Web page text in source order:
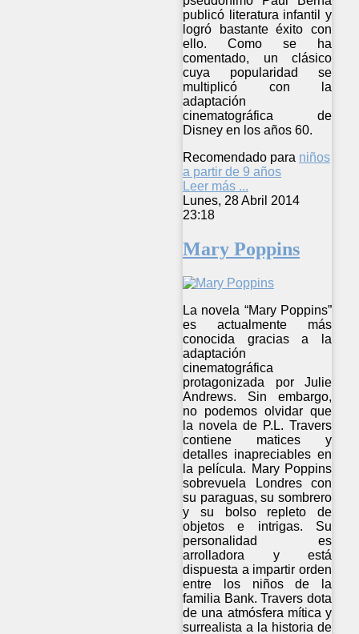
publicó literatura infantil y
logró bastante éxito con
ello. Como se ha
comentado, un clásico
cuya popularidad se
multiplicó con la
adaptación
cinematográfica de
Disney en los años 60.
Recomendado para niños
a partir de 9 años
Leer más ...
Lunes, 28 Abril 2014
23:18
Mary Poppins
La novela “Mary Poppins”
es actualmente más
conocida gracias a la
adaptación
cinematográfica
protagonizada por Julie
Andrews. Sin embargo,
no podemos olvidar que
la novela de P.L. Travers
contiene matices y
detalles inapreciables en
la película. Mary Poppins
sobrevuela Londres con
su paraguas, su sombrero
y su bolso repleto de
objetos e intrigas. Su
personalidad es
arrolladora y está
dispuesta a impartir orden
entre los niños de la
familia Bank. Travers dota
de una atmósfera mítica y
surrealista a la historia de